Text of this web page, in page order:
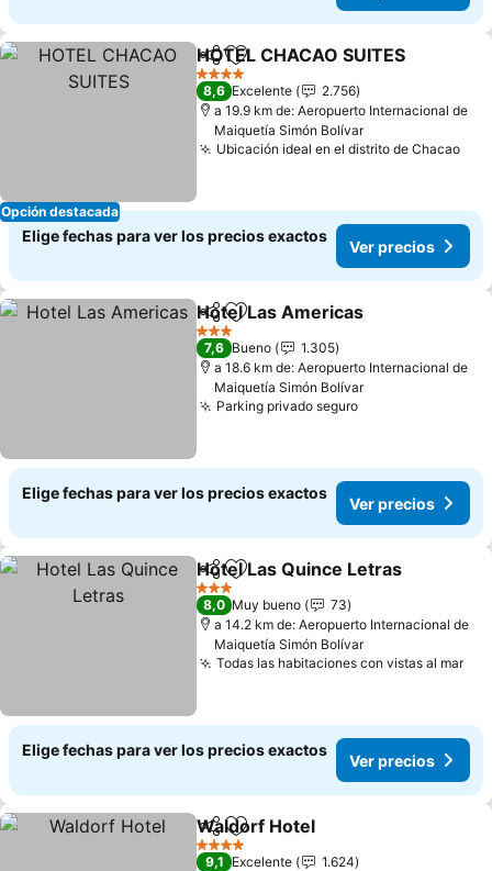
Opción destacada
CompartirAgregar a favoritos
HOTEL CHACAO SUITES
4 Estrellas
8,6 Excelente
2.756
a 19.9 km de: Aeropuerto Internacional de
Maiquetía Simón Bolívar
Ubicación ideal en el distrito de Chacao
Elige fechas para ver los precios exactos
Ver precios
CompartirAgregar a favoritos
Hotel Las Americas
3 Estrellas
7,6 Bueno
1.305
a 18.6 km de: Aeropuerto Internacional de
Maiquetía Simón Bolívar
Parking privado seguroVer precios
Elige fechas para ver los precios exactos
Ver precios
CompartirAgregar a favoritos
Hotel Las Quince Letras
3 Estrellas
8,0 Muy bueno
73
a 14.2 km de: Aeropuerto Internacional de
Maiquetía Simón Bolívar
Todas las habitaciones con vistas al mar
Elige fechas para ver los precios exactos
Ver precios
CompartirAgregar a favoritos
Waldorf Hotel
4 Estrellas
9,1 Excelente
1.624